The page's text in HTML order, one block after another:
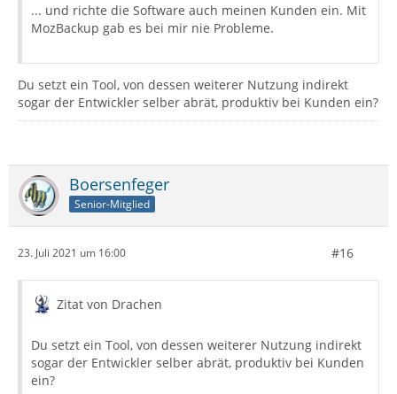
... und richte die Software auch meinen Kunden ein. Mit
MozBackup gab es bei mir nie Probleme.
Du setzt ein Tool, von dessen weiterer Nutzung indirekt
sogar der Entwickler selber abrät, produktiv bei Kunden ein?
Boersenfeger
Senior-Mitglied
23. Juli 2021 um 16:00 #16
Zitat von Drachen
Du setzt ein Tool, von dessen weiterer Nutzung indirekt
sogar der Entwickler selber abrät, produktiv bei Kunden
ein?